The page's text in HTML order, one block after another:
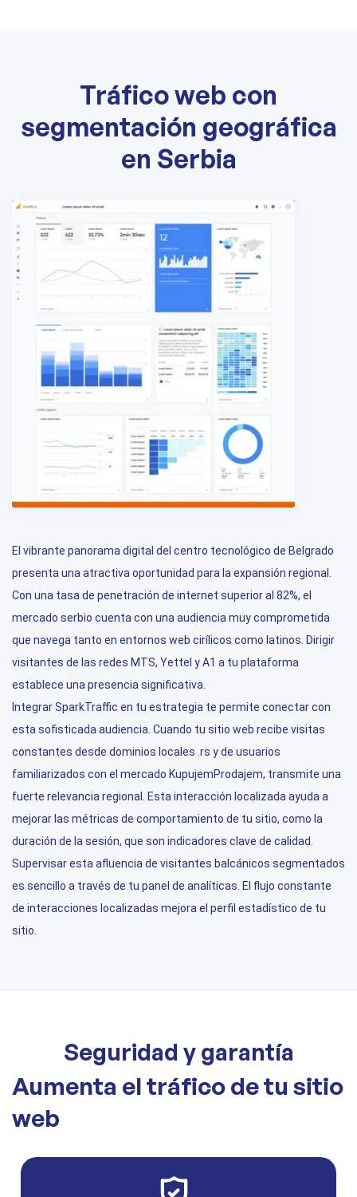
Tráfico web con
segmentación geográfica
en Serbia
El vibrante panorama digital del centro tecnológico de Belgrado
presenta una atractiva oportunidad para la expansión regional.
Con una tasa de penetración de internet superior al 82%, el
mercado serbio cuenta con una audiencia muy comprometida
que navega tanto en entornos web cirílicos como latinos. Dirigir
visitantes de las redes MTS, Yettel y A1 a tu plataforma
establece una presencia significativa.
Integrar SparkTraffic en tu estrategia te permite conectar con
esta sofisticada audiencia. Cuando tu sitio web recibe visitas
constantes desde dominios locales .rs y de usuarios
familiarizados con el mercado KupujemProdajem, transmite una
fuerte relevancia regional. Esta interacción localizada ayuda a
mejorar las métricas de comportamiento de tu sitio, como la
duración de la sesión, que son indicadores clave de calidad.
Supervisar esta afluencia de visitantes balcánicos segmentados
es sencillo a través de tu panel de analíticas. El flujo constante
de interacciones localizadas mejora el perfil estadístico de tu
sitio.
Seguridad y garantía
Aumenta el tráfico de tu sitio
web